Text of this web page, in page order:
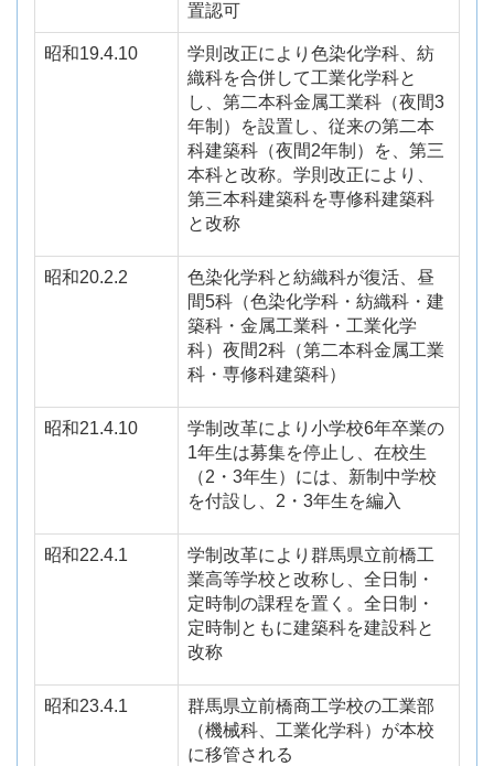
置認可
昭和19.4.10
学則改正により色染化学科、紡
織科を合併して工業化学科と
し、第二本科金属工業科（夜間3
年制）を設置し、従来の第二本
科建築科（夜間2年制）を、第三
本科と改称。学則改正により、
第三本科建築科を専修科建築科
と改称
昭和20.2.2
色染化学科と紡織科が復活、昼
間5科（色染化学科・紡織科・建
築科・金属工業科・工業化学
科）夜間2科（第二本科金属工業
科・専修科建築科）
昭和21.4.10 学制改革により小学校6年卒業の
1年生は募集を停止し、在校生
（2 ・ 3年生）には、新制中学校
を付設し、 2 ・ 3年生を編入
昭和22.4.1
学制改革により群馬県立前橋工
業高等学校と改称し、全日制・
定時制の課程を置く。全日制・
定時制ともに建築科を建設科と
改称
昭和23.4.1
群馬県立前橋商工学校の工業部
（機械科、工業化学科）が本校
に移管される